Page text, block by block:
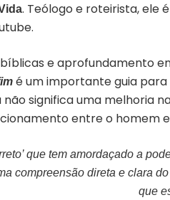
. Teólogo e roteirista, ele
e aprofundamento
é um importante guia
não significa uma melhoria
entre o homem
que tem amordaçado a
compreensão direta e clara
que